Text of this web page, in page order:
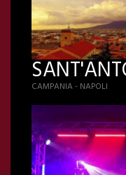
CAMPANIA - NAPOLI